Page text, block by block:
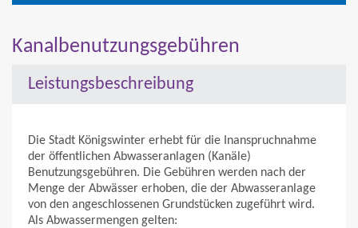
Kanalbenutzungsgebühren
Leistungsbeschreibung
Die Stadt Königswinter erhebt für die Inanspruchnahme
der öffentlichen Abwasseranlagen (Kanäle)
Benutzungsgebühren. Die Gebühren werden nach der
Menge der Abwässer erhoben, die der Abwasseranlage
von den angeschlossenen Grundstücken zugeführt wird.
Als Abwassermengen gelten: